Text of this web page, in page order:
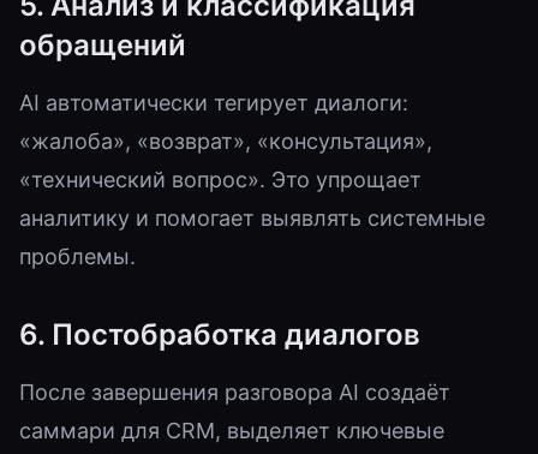
обращений
AI автоматически тегирует диалоги:
«жалоба», «возврат», «консультация»,
«технический вопрос». Это упрощает
аналитику и помогает выявлять системные
проблемы.
6. Постобработка диалогов
После завершения разговора AI создаёт
саммари для CRM, выделяет ключевые